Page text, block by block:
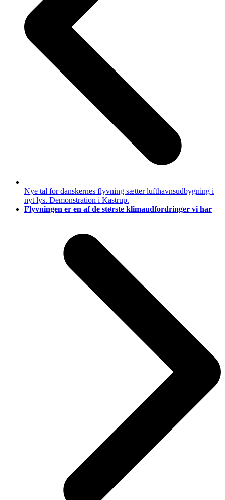
Nye tal for danskernes flyvning sætter lufthavnsudbygning i
nyt lys. Demonstration i Kastrup.
next
Flyvningen er en af de største klimaudfordringer vi har